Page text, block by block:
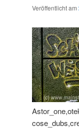
Veröffentlicht am